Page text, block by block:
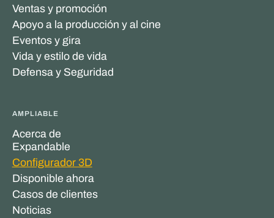
Ventas y promoción
Apoyo a la producción y al cine
Eventos y gira
Vida y estilo de vida
Defensa y Seguridad
AMPLIABLE
Acerca de
Expandable
Configurador 3D
Disponible ahora
Casos de clientes
Noticias